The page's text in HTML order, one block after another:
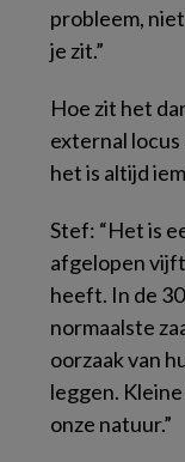
probleem,
je zit.”
Hoe zit het
external
het is altijd
Stef: “Het is
afgelopen
heeft. In de
normaalste
oorzaak van
leggen.
onze natuur.”